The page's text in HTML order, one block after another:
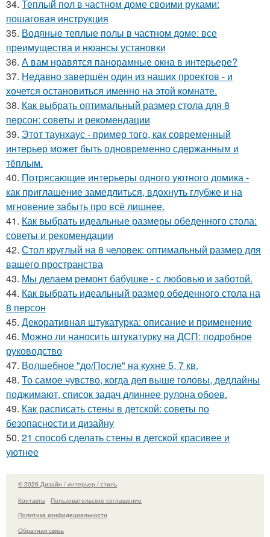
34. Теплый пол в частном доме своими руками:
пошаговая инструкция
35. Водяные теплые полы в частном доме: все
преимущества и нюансы установки
36. А вам нравятся панорамные окна в интерьере?
37. Недавно завершён один из наших проектов - и
хочется остановиться именно на этой комнате.
38. Как выбрать оптимальный размер стола для 8
персон: советы и рекомендации
39. Этот таунхаус - пример того, как современный
интерьер может быть одновременно сдержанным и
тёплым.
40. Потрясающие интерьеры одного уютного домика -
как приглашение замедлиться, вдохнуть глубже и на
мгновение забыть про всё лишнее.
41. Как выбрать идеальные размеры обеденного стола:
советы и рекомендации
42. Стол круглый на 8 человек: оптимальный размер для
вашего пространства
43. Мы делаем ремонт бабушке - с любовью и заботой.
44. Как выбрать идеальный размер обеденного стола на
8 персон
45. Декоративная штукатурка: описание и применение
46. Можно ли наносить штукатурку на ДСП: подробное
руководство
47. Волшебное "до/После" на кухне 5, 7 кв.
48. То самое чувство, когда дел выше головы, дедлайны
поджимают, список задач длиннее рулона обоев.
49. Как расписать стены в детской: советы по
безопасности и дизайну
50. 21 способ сделать стены в детской красивее и
уютнее
© 2026 Дизайн / интерьер / стиль
Контакты
Пользовательское соглашение
Политика конфидециальности
Обратная связь